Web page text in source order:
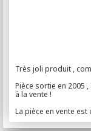
Très joli produit ,
Pièce sortie en 2005
à la vente !
La pièce en vente